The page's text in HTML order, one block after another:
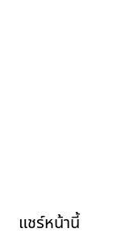
แชร์หน้านี้